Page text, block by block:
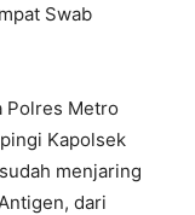
Swab
Polres Metro
Kapolsek
menjaring
dari